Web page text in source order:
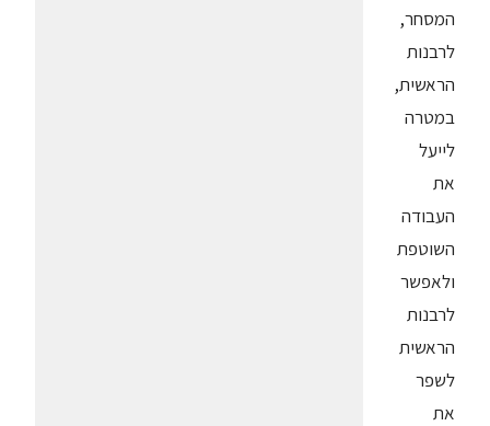
המסחר,
לרבנות
הראשית,
במטרה
לייעל
את
העבודה
השוטפת
ולאפשר
לרבנות
הראשית
לשפר
את